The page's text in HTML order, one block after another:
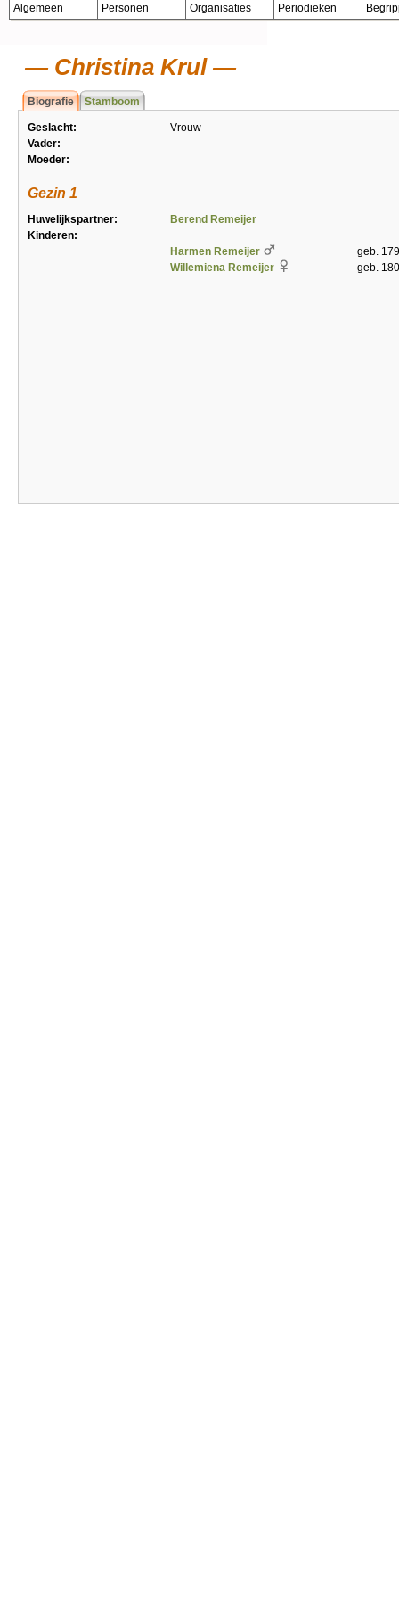
Algemeen Personen Organisaties Periodieken
Christina Krul
Biografie Stamboom
Geslacht:
Vrouw
Vader:
Moeder:
Gezin 1
Huwelijkspartner:
Berend Remeijer
Kinderen:
Harmen Remeijer
geb.
Willemiena Remeijer
geb.